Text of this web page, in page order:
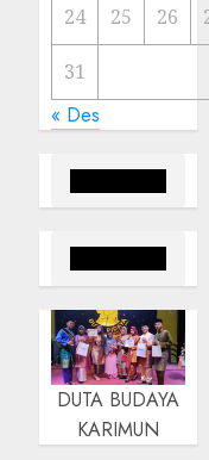
24 25 26
31
« Des
DUTA BUDAYA
KARIMUN